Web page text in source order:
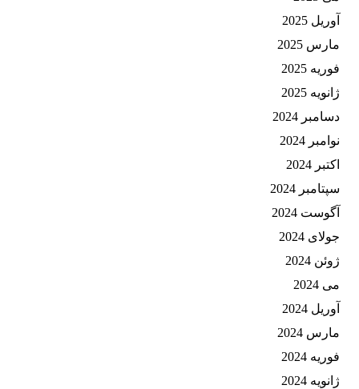
آوریل 2025
مارس 2025
فوریه 2025
ژانویه 2025
دسامبر 2024
نوامبر 2024
اکتبر 2024
سپتامبر 2024
آگوست 2024
جولای 2024
ژوئن 2024
می 2024
آوریل 2024
مارس 2024
فوریه 2024
ژانویه 2024